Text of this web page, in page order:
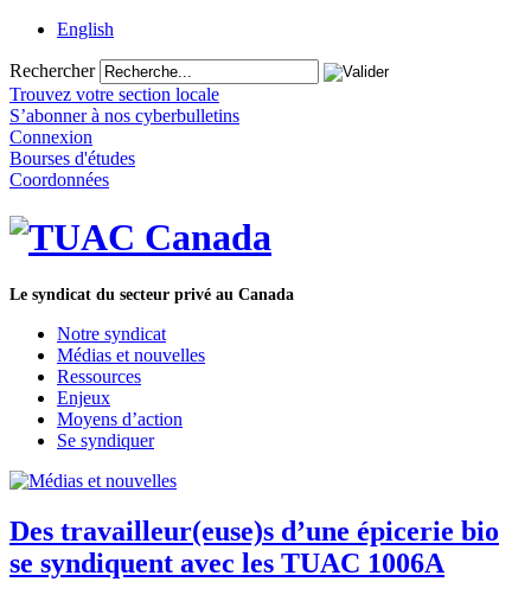
English
Rechercher
Trouvez votre section locale
S’abonner à nos cyberbulletins
Connexion
Bourses d'études
Coordonnées
Le syndicat du secteur privé au Canada
Notre syndicat
Médias et nouvelles
Ressources
Enjeux
Moyens d’action
Se syndiquer
Des travailleur(euse)s d’une épicerie bio
se syndiquent avec les TUAC 1006A